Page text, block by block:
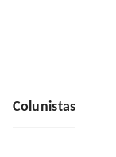
Colunistas